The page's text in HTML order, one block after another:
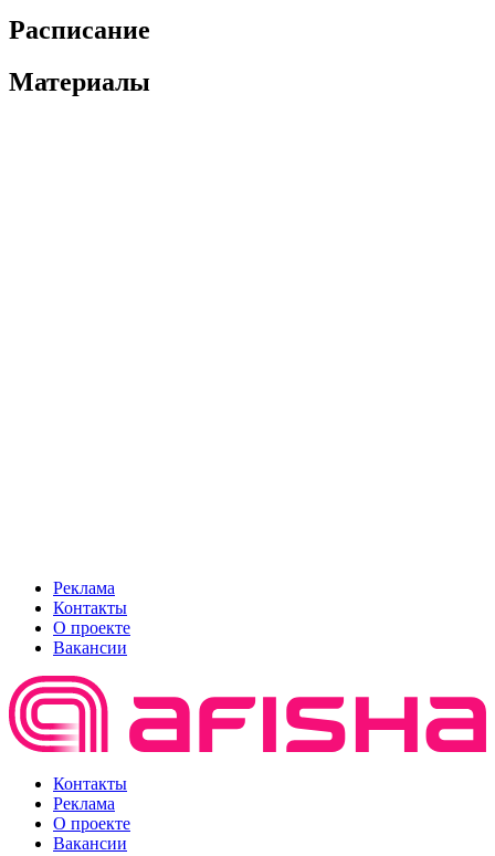
Расписание
Материалы
Реклама
Контакты
О проекте
Вакансии
Контакты
Реклама
О проекте
Вакансии